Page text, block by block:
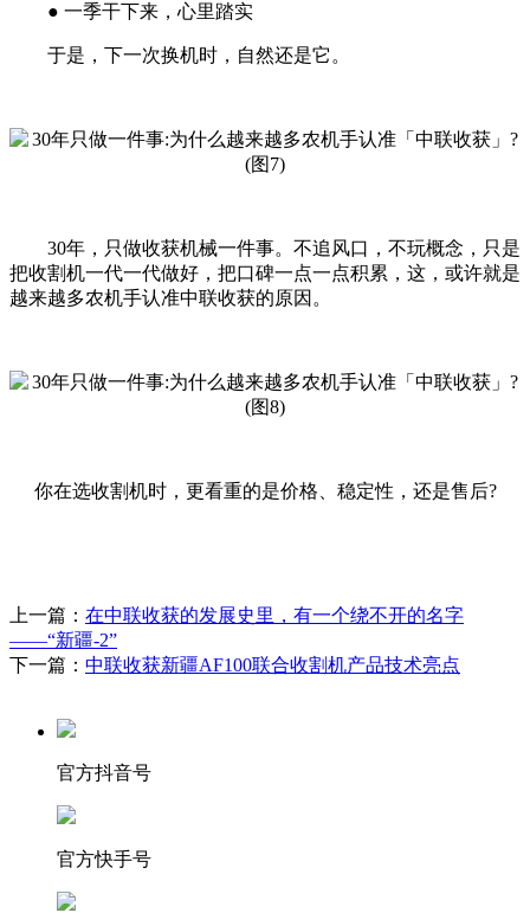
● 一季干下来，心里踏实
于是，下一次换机时，自然还是它。
30年，只做收获机械一件事。不追风口，不玩概念，只是
把收割机一代一代做好，把口碑一点一点积累，这，或许就是
越来越多农机手认准中联收获的原因。
你在选收割机时，更看重的是价格、稳定性，还是售后?
上一篇： 在中联收获的发展史里，有一个绕不开的名字
——“新疆-2”
下一篇： 中联收获新疆AF100联合收割机产品技术亮点
官方抖音号
官方快手号